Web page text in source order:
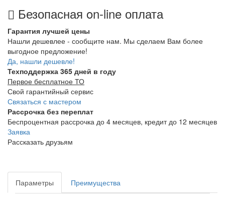
Безопасная on-line оплата
Гарантия лучшей цены
Нашли дешевлее - сообщите нам. Мы сделаем Вам более
выгодное предложение!
Да, нашли дешевле!
Техподдержка 365 дней в году
Первое бесплатное ТО
Свой гарантийный сервис
Связаться с мастером
Рассрочка без переплат
Беспроцентная рассрочка до 4 месяцев, кредит до 12 месяцев
Заявка
Рассказать друзьям
Параметры
Преимущества